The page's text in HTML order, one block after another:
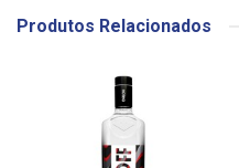
Produtos Relacionados